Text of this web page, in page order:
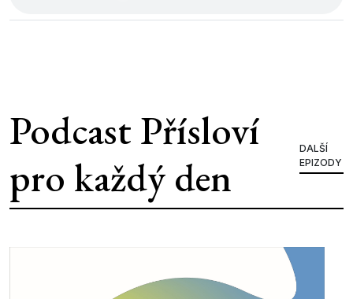
Podcast Přísloví
pro každý den
DALŠÍ
EPIZODY